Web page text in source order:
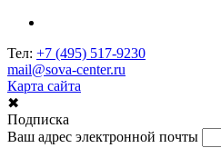
Тел: +7 (495) 517-9230
mail@sova-center.ru
Карта сайта
✖
Подписка
Ваш адрес электронной почты